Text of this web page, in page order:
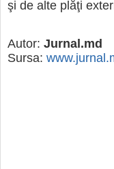
şi de alte plăţi
Autor: Jurnal.md
Sursa: